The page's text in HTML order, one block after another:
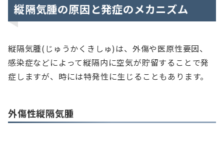
縦隔気腫の原因と発症のメカニズム
縦隔気腫(じゅうかくきしゅ)は、外傷や医原性要因、
感染症などによって縦隔内に空気が貯留することで発
症しますが、時には特発性に生じることもあります。
外傷性縦隔気腫